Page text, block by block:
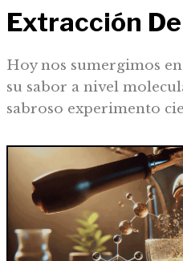
Extracción
Hoy nos sumergimos
su sabor a nivel
sabroso experimento